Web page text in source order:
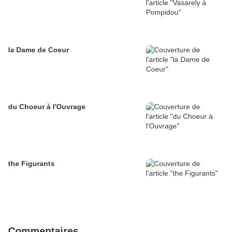
la Dame de Coeur
du Choeur à l'Ouvrage
the Figurants